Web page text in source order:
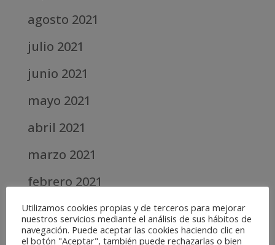
agosto 2021
julio 2021
junio 2021
mayo 2021
abril 2021
marzo 2021
febrero 2021
diciembre 2020
abril 2020
Utilizamos cookies propias y de terceros para mejorar
nuestros servicios mediante el análisis de sus hábitos de
navegación. Puede aceptar las cookies haciendo clic en
el botón "Aceptar", también puede rechazarlas o bien